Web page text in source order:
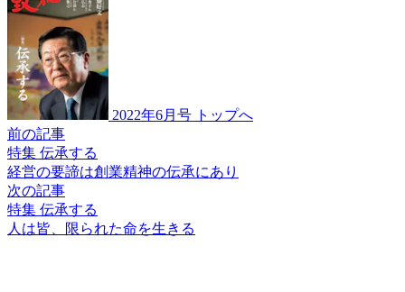
2022年6月号 トップへ
前の記事
特集 伝承する
経営の要諦は創業精神の伝承にあり
次の記事
特集 伝承する
人は皆、
限られた命を生きる